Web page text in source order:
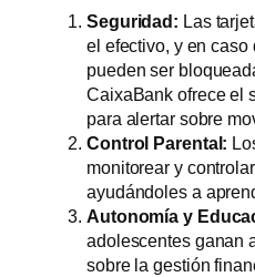
Seguridad: Las
el efectivo, y en caso
pueden ser
CaixaBank ofrece el
para alertar sobre
Control Parental:
monitorear y
ayudándoles a
Autonomía y
adolescentes ganan
sobre la gestión